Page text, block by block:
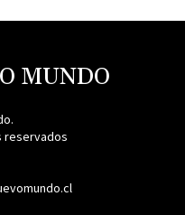
MUNDO
reservados